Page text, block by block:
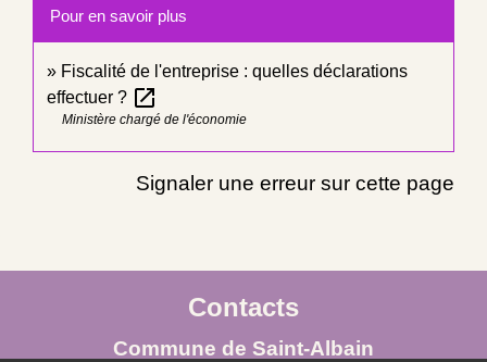
Pour en savoir plus
Fiscalité de l'entreprise : quelles déclarations
effectuer ? open_in_new
Ministère chargé de l'économie
Signaler une erreur sur cette page
Contacts
Commune de Saint-Albain